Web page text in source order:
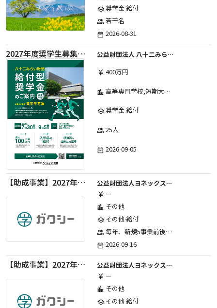
school奨学金-給付
group 若干名
date_range 2026-08-31
2027年度奨学生募集要項
公益財団法人 八十二みらい財団
currency_yen 400万円
location_city 高等専門学校,短期大学,専修学校,大学
school奨学金-給付
group 25人
date_range 2026-09-05
【助成事業】2027年度中学校部活動の地域展開推進に関する助成金
公益財団法人ヨネックススポーツ振興財団
currency_yen ー
location_city その他
schoolその他-給付
group 毎年、新規5事業前後への助成金交付を予定とし、初年度5事業、2年目合計10事業前後、3年目合計15事業前後、4年目以降は15事業前後にて実施する。 2025年度採択実績：5事業、2026年度採択実績：5事業
date_range 2026-09-16
【助成事業】2027年度（通年）国際交流普及事業に関する助成金
公益財団法人ヨネックススポーツ振興財団
currency_yen ー
location_city その他
schoolその他-給付